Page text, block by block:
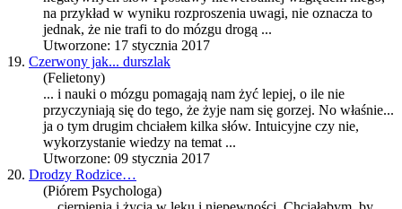
na przykład w wyniku rozproszenia uwagi, nie oznacza to
jednak, że nie trafi to do mózgu drogą ...
Utworzone: 17 stycznia 2017
19. Czerwony jak... durszlak
(Felietony)
... i nauki o mózgu pomagają nam żyć lepiej, o ile nie
przyczyniają się do tego, że żyje nam się gorzej. No właśnie...
ja o tym drugim chciałem kilka słów. Intuicyjne czy nie,
wykorzystanie wiedzy na temat ...
Utworzone: 09 stycznia 2017
20. Drodzy Rodzice…
(Piórem Psychologa)